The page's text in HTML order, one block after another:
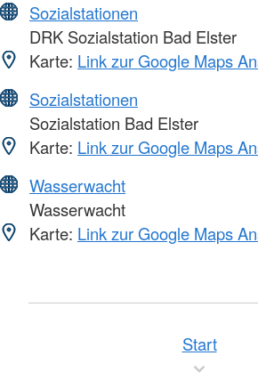
Sozialstationen
DRK Sozialstation Bad Elster
Karte: Link zur Google Maps
Sozialstationen
Sozialstation Bad Elster
Karte: Link zur Google Maps
Wasserwacht
Wasserwacht
Karte: Link zur Google Maps
Start